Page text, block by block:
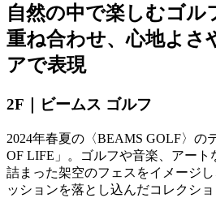
自然の中で楽しむゴル
重ね合わせ、心地よさ
アで表現
2F｜ビームス ゴルフ
2024年春夏の〈BEAMS GOLF〉の
OF LIFE 」。ゴルフや音楽、アー
詰まった架空のフェスをイメージ
ッションを落とし込んだコレクシ